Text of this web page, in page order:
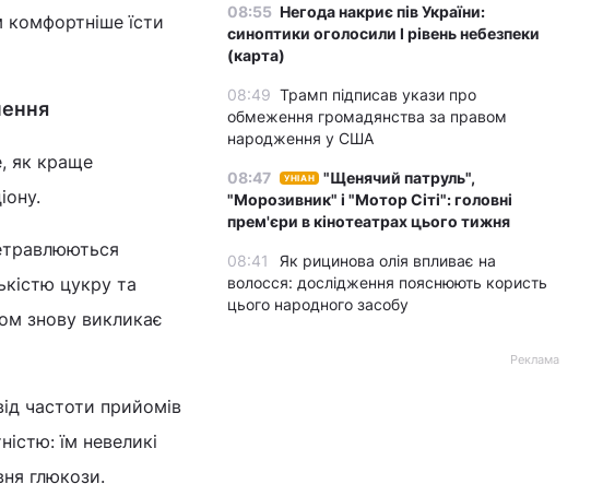
комфортніше їсти
як краще
цукру та
знову викликає
частоти прийомів
їм невеликі
глюкози.
08:55 Негода накриє пів України:
синоптики оголосили І рівень небезпеки
(карта)
08:49 Трамп підписав укази про
обмеження громадянства за правом
народження у США
08:47 УНІАН
"Щенячий патруль",
"Морозивник" і "Мотор Сіті": головні
прем'єри в кінотеатрах цього тижня
08:41
Як рицинова олія впливає на
волосся: дослідження пояснюють користь
цього народного засобу
Реклама